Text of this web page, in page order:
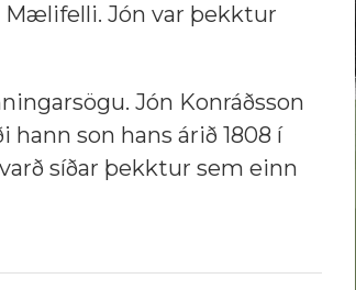
Mælifelli. Jón var þekktur
Jón Konráðsson
hann son hans árið 1808 í
síðar þekktur sem einn